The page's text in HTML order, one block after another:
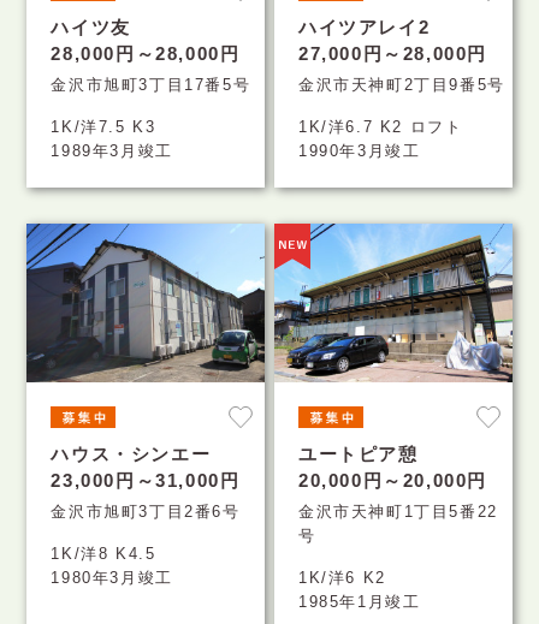
ハイツ友
28,000円～28,000円
金沢市旭町3丁目17番5号
1K/洋7.5 K3
1989年3月竣工
ハイツアレイ2
27,000円～28,000円
金沢市天神町2丁目9番5号
1K/洋6.7 K2 ロフト
1990年3月竣工
ハウス・シンエー
23,000円～31,000円
金沢市旭町3丁目2番6号
1K/洋8 K4.5
1980年3月竣工
ユートピア憩
20,000円～20,000円
金沢市天神町1丁目5番22
号
1K/洋6 K2
1985年1月竣工